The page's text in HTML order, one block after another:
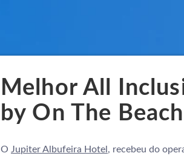
Melhor All
by On The
O Jupiter Albufeira Hotel , recebeu do